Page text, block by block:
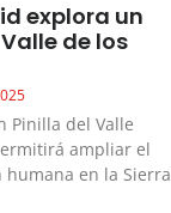
explora un
de los
Pinilla del Valle
ampliar el
en la Sierra